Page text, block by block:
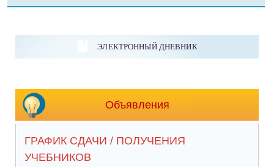
ЭЛЕКТРОННЫЙ ДНЕВНИК
Объявления
ГРАФИК СДАЧИ / ПОЛУЧЕНИЯ
УЧЕБНИКОВ